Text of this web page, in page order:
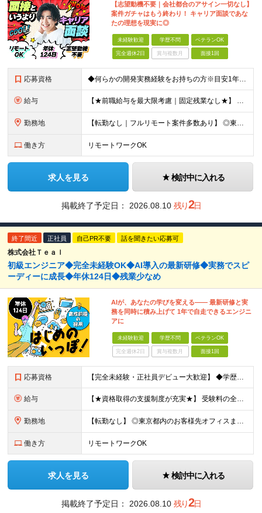
【志望動機不要｜会社都合のアサイン一切なし】
案件ガチャはもう終わり！ キャリア面談であな
たの理想を現実に◎
未経験歓迎 学歴不問 ベテランOK
完全週休2日 賞与複数月 面接1回
応募資格 ◆何らかの開発実務経験をお持ちの方※目安1年以上 ◆学歴不問 ◆ブランクOK ＼こんな方にピッタリです／ ◎会社都合のアサインにウンザリしている方 ◎フルリモートや自宅近くなど、働きやすさを重視した
給与 【★前職給与を最大限考慮｜固定残業なし★】 受験料の全額負担に加え、 取得した資格に応じて 【月額1万円〜3万円】の資格手当を 毎月月給に上乗せします。 入社前からお持ちの資格も手当の対象です！ ◆
勤務地 【転勤なし｜フルリモート案件多数あり】 ◎東京都内のお客様先オフィスまたはテレワーク ※ご希望の勤務エリアを最大限考慮します！ ◆本社 東京都港区新橋3-11-8 オーイズミ新橋第2ビル503号室
働き方 リモートワークOK
求人を見る 検討中に入れる
掲載終了予定日： 2026.08.10 残り2日
終了間近 正社員 自己PR不要 話を聞きたい応募可
株式会社Ｔｅａｌ
初級エンジニア◆完全未経験OK◆AI導入の最新研修◆実務でスピ
ーディーに成長◆年休124日◆残業少なめ
AIが、あなたの学びを変える―― 最新研修と実
務を同時に積み上げて 1年で自走できるエンジニ
アに
未経験歓迎 学歴不問 ベテランOK
完全週休2日 賞与複数月 面接1回
応募資格 【完全未経験・正社員デビュー大歓迎】 ◆学歴不問 ◆29歳以下の方 ※若年層の長期キャリア形成を図るため《例外事由３号イ》 ＼こんな方にピッタリです／ ◎手に職をつけて長く活躍したい方 ◎スピーディ
給与 【★資格取得の支援制度が充実★】 受験料の全額負担に加え、 取得した資格に応じて 【月額1万円〜3万円】の資格手当を 毎月月給に上乗せします。 入社前からお持ちの資格も手当の対象です！ ◆月給24万
勤務地 【転勤なし】 ◎東京都内のお客様先オフィスまたは新橋本社での勤務となります ◆本社 東京都港区新橋3-11-8 オーイズミ新橋第2ビル503号室 ※(変更の範囲)上記を除く当社関連勤務地
働き方 リモートワークOK
求人を見る 検討中に入れる
掲載終了予定日： 2026.08.10 残り2日